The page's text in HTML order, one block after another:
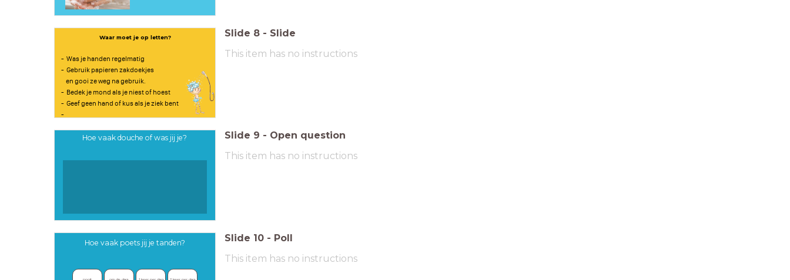
Waar moet je op letten?
- Was je handen regelmatig
- Gebruik papieren zakdoekjes
en gooi ze weg na gebruik.
- Bedek je mond als je niest of hoest
- Geef geen hand of kus als je ziek bent
-
Slide 8 - Slide
This item has no instructions
Hoe vaak douche of was jij je? Slide 9 - Open question
This item has no instructions
Hoe vaak poets jij je tanden? Slide 10 - Poll
This item has no instructions